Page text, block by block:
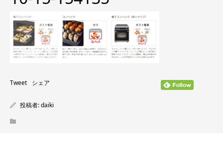
Tweet シェア
投稿者:daiki